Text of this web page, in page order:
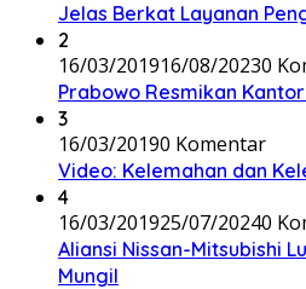
Jelas Berkat Layanan
2
16/03/201916/08/20230
Prabowo Resmikan
3
16/03/20190 Komentar
Video: Kelemahan dan
4
16/03/201925/07/20240
Aliansi Nissan-Mitsubishi
Mungil